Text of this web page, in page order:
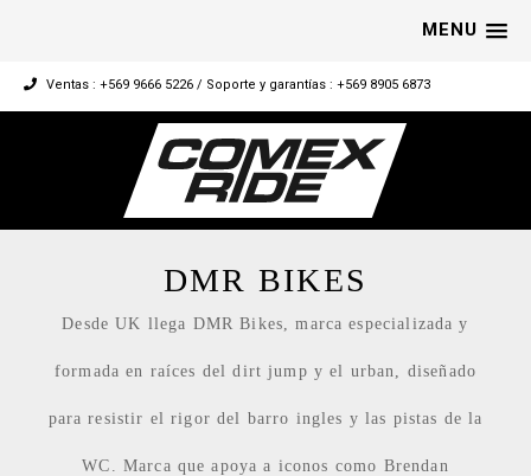
MENU
Ventas : +569 9666 5226 / Soporte y garantías : +569 8905 6873
DMR BIKES
Desde UK llega DMR Bikes, marca especializada y
formada en raíces del dirt jump y el urban, diseñado
para resistir el rigor del barro ingles y las pistas de la
WC. Marca que apoya a iconos como Brendan